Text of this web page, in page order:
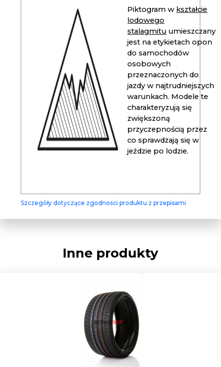
Piktogram w kształcie
lodowego
stalagmitu umieszczany
jest na etykietach opon
do samochodów
osobowych
przeznaczonych do
jazdy w najtrudniejszych
warunkach. Modele te
charakteryzują się
zwiększoną
przyczepnością przez
co sprawdzają się w
jeździe po lodzie.
Szczegóły dotyczące zgodności produktu z przepisami
Inne produkty